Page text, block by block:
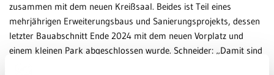
zusammen mit dem neuen Kreißsaal. Beides ist Teil eines
mehrjährigen Erweiterungsbaus und Sanierungsprojekts, dessen
letzter Bauabschnitt Ende 2024 mit dem neuen Vorplatz und
einem kleinen Park abgeschlossen wurde. Schneider: „Damit sind